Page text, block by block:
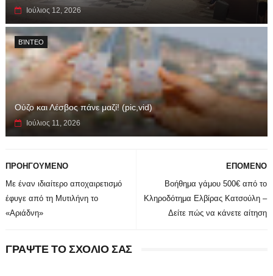
Ιούλιος 12, 2026
ΒΊΝΤΕΟ
Ούζο και Λέσβος πάνε μαζί! (pic,vid)
Ιούλιος 11, 2026
ΕΠΟΜΕΝΟ
Βοήθημα γάμου 500€ από το
Κληροδότημα Ελβίρας Κατσούλη –
Δείτε πώς να κάνετε αίτηση
ΠΡΟΗΓΟΥΜΕΝΟ
Με έναν ιδιαίτερο αποχαιρετισμό
έφυγε από τη Μυτιλήνη το
«Αριάδνη»
ΓΡΑΨΤΕ ΤΟ ΣΧΟΛΙΟ ΣΑΣ